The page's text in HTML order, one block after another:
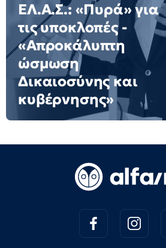
ΕΛ.Α.Σ.: «Πυρά» για
τις υποκλοπές -
«Απροκάλυπτη
ώσμωση
Δικαιοσύνης και
κυβέρνησης»